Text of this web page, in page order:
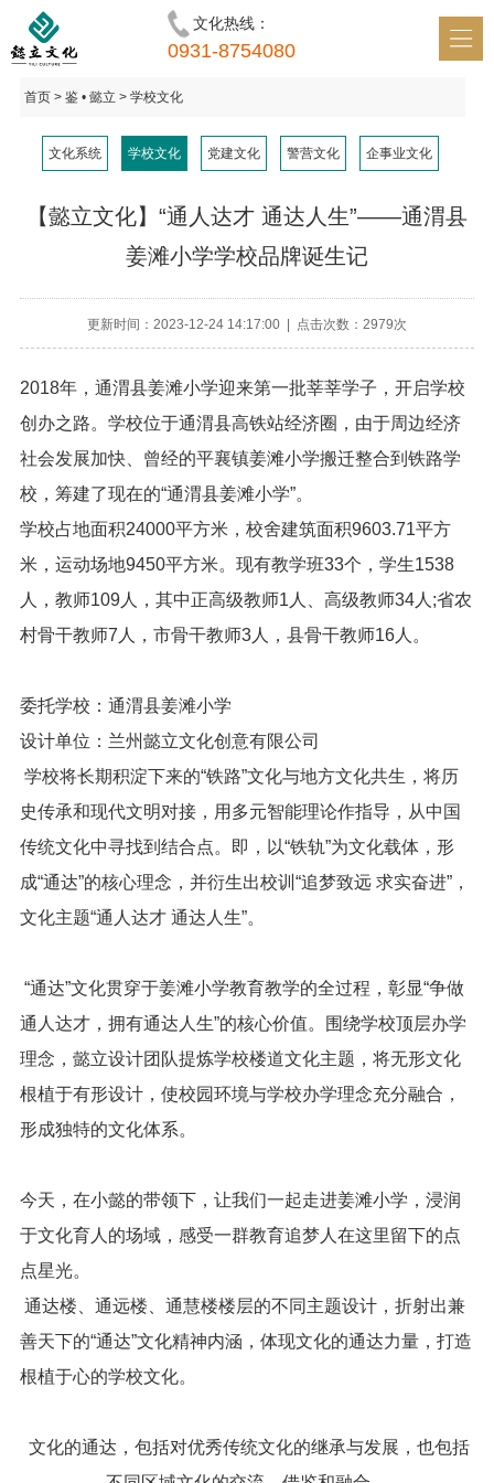
首页 • 懿立
讯 • 懿立
文化热线：
0931-8754080
首页 > 鉴 • 懿立 > 学校文化
文化系统 学校文化 党建文化 警营文化 企事业文化
【懿立文化】“通人达才 通达人生”——通渭县
姜滩小学学校品牌诞生记
更新时间：2023-12-24 14:17:00 | 点击次数：2979次
2018年，通渭县姜滩小学迎来第一批莘莘学子，开启学校
创办之路。学校位于通渭县高铁站经济圈，由于周边经济
社会发展加快、曾经的平襄镇姜滩小学搬迁整合到铁路学
校，筹建了现在的“通渭县姜滩小学”。
学校占地面积24000平方米，校舍建筑面积9603.71平方
米，运动场地9450平方米。现有教学班33个，学生1538
人，教师109人，其中正高级教师1人、高级教师34人;省农
村骨干教师7人，市骨干教师3人，县骨干教师16人。
委托学校：通渭县姜滩小学
设计单位：兰州懿立文化创意有限公司
学校将长期积淀下来的“铁路”文化与地方文化共生，将历
史传承和现代文明对接，用多元智能理论作指导，从中国
传统文化中寻找到结合点。即，以“铁轨”为文化载体，形
成“通达”的核心理念，并衍生出校训“追梦致远 求实奋进”，
文化主题“通人达才 通达人生”。
“通达”文化贯穿于姜滩小学教育教学的全过程，彰显“争做
通人达才，拥有通达人生”的核心价值。围绕学校顶层办学
理念，懿立设计团队提炼学校楼道文化主题，将无形文化
根植于有形设计，使校园环境与学校办学理念充分融合，
形成独特的文化体系。
今天，在小懿的带领下，让我们一起走进姜滩小学，浸润
于文化育人的场域，感受一群教育追梦人在这里留下的点
点星光。
通达楼、通远楼、通慧楼楼层的不同主题设计，折射出兼
善天下的“通达”文化精神内涵，体现文化的通达力量，打造
根植于心的学校文化。
文化的通达，包括对优秀传统文化的继承与发展，也包括